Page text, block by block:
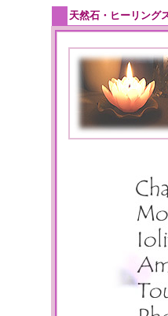
天然石・ヒーリング